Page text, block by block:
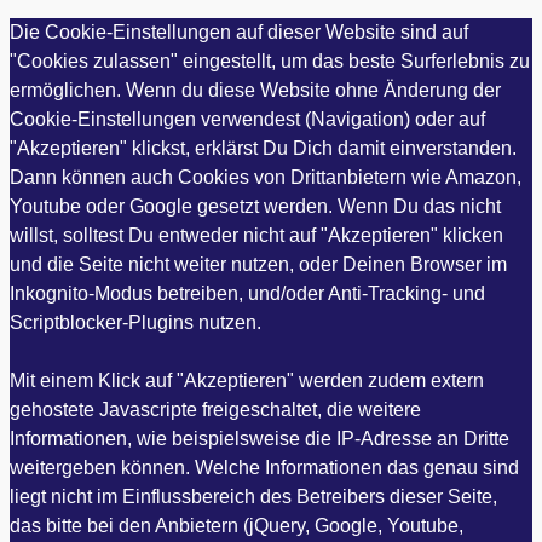
Die Cookie-Einstellungen auf dieser Website sind auf
"Cookies zulassen" eingestellt, um das beste Surferlebnis zu
ermöglichen. Wenn du diese Website ohne Änderung der
Cookie-Einstellungen verwendest (Navigation) oder auf
"Akzeptieren" klickst, erklärst Du Dich damit einverstanden.
Dann können auch Cookies von Drittanbietern wie Amazon,
Youtube oder Google gesetzt werden. Wenn Du das nicht
willst, solltest Du entweder nicht auf "Akzeptieren" klicken
und die Seite nicht weiter nutzen, oder Deinen Browser im
Inkognito-Modus betreiben, und/oder Anti-Tracking- und
Scriptblocker-Plugins nutzen.
Mit einem Klick auf "Akzeptieren" werden zudem extern
gehostete Javascripte freigeschaltet, die weitere
Informationen, wie beispielsweise die IP-Adresse an Dritte
weitergeben können. Welche Informationen das genau sind
liegt nicht im Einflussbereich des Betreibers dieser Seite,
das bitte bei den Anbietern (jQuery, Google, Youtube,